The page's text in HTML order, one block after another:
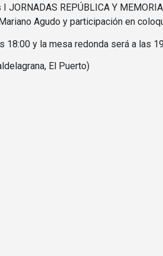
REPÚBLICA Y
Agudo y participación en
18:00 y la mesa redonda será a las
El Puerto)